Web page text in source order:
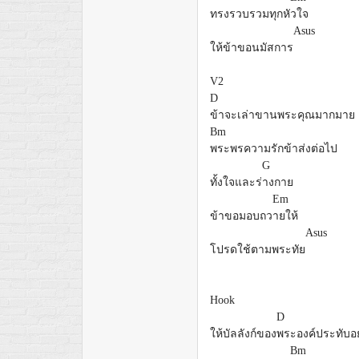
ทรงรวบรวมทุกหัวใจ
Asus
ให้ข้าขอนมัสการ
V2
D
ข้าจะเล่าขานพระคุณมากมาย
Bm
พระพรความรักข้าส่งต่อไป
G
ทั้งใจและร่างกาย
Em
ข้าขอมอบถวายให้
Asus
โปรดใช้ตามพระทัย
Hook
D
ให้บัลลังก์ของพระองค์ประทับอ
Bm